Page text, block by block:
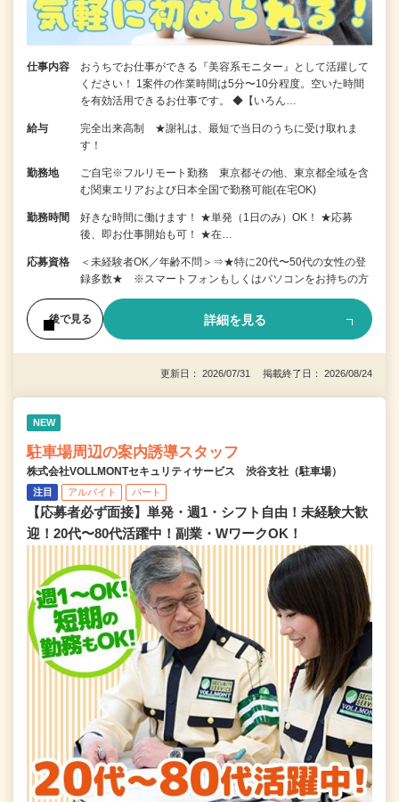
仕事内容
おうちでお仕事ができる『美容系モニター』として活躍して
ください！ 1案件の作業時間は5分〜10分程度。空いた時間
を有効活用できるお仕事です。 ◆【いろん…
給与
完全出来高制 ★謝礼は、最短で当日のうちに受け取れま
す！
勤務地
ご自宅※フルリモート勤務 東京都その他、東京都全域を含
む関東エリアおよび日本全国で勤務可能(在宅OK)
勤務時間
好きな時間に働けます！ ★単発（1日のみ）OK！ ★応募
後、即お仕事開始も可！ ★在…
応募資格
＜未経験者OK／年齢不問＞⇒★特に20代〜50代の女性の登
録多数★ ※スマートフォンもしくはパソコンをお持ちの方
後で見る 詳細を見る
更新日： 2026/07/31 掲載終了日： 2026/08/24
NEW
駐車場周辺の案内誘導スタッフ
株式会社VOLLMONTセキュリティサービス 渋谷支社（駐車場）
注目 アルバイト パート
【応募者必ず面接】単発・週1・シフト自由！未経験大歓
迎！20代〜80代活躍中！副業・WワークOK！